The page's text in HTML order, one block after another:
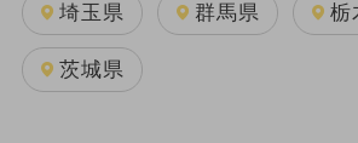
埼玉県 群馬県 栃
茨城県